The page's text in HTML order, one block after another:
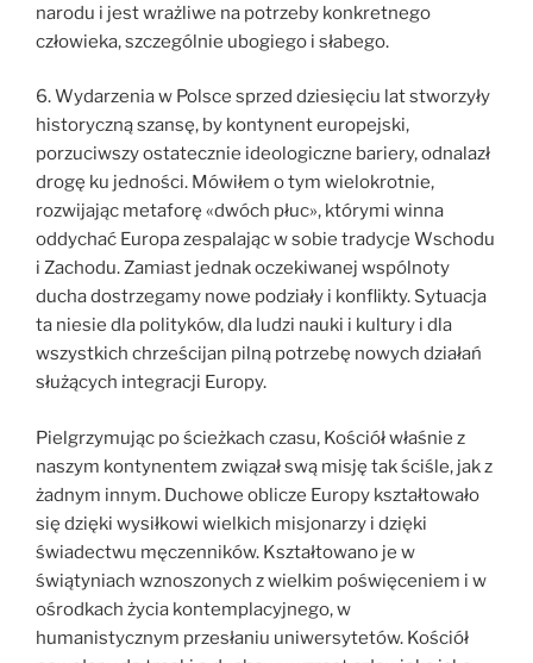
narodu i jest wrażliwe na potrzeby konkretnego
człowieka, szczególnie ubogiego i słabego.
6. Wydarzenia w Polsce sprzed dziesięciu lat stworzyły
historyczną szansę, by kontynent europejski,
porzuciwszy ostatecznie ideologiczne bariery, odnalazł
drogę ku jedności. Mówiłem o tym wielokrotnie,
rozwijając metaforę «dwóch płuc», którymi winna
oddychać Europa zespalając w sobie tradycje Wschodu
i Zachodu. Zamiast jednak oczekiwanej wspólnoty
ducha dostrzegamy nowe podziały i konflikty. Sytuacja
ta niesie dla polityków, dla ludzi nauki i kultury i dla
wszystkich chrześcijan pilną potrzebę nowych działań
służących integracji Europy.
Pielgrzymując po ścieżkach czasu, Kościół właśnie z
naszym kontynentem związał swą misję tak ściśle, jak z
żadnym innym. Duchowe oblicze Europy kształtowało
się dzięki wysiłkowi wielkich misjonarzy i dzięki
świadectwu męczenników. Kształtowano je w
świątyniach wznoszonych z wielkim poświęceniem i w
ośrodkach życia kontemplacyjnego, w
humanistycznym przesłaniu uniwersytetów. Kościół